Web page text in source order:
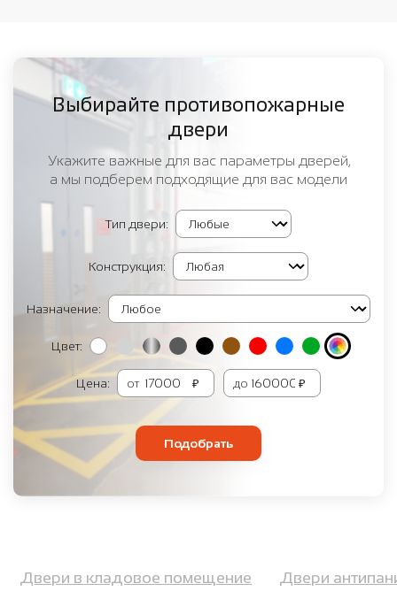
Выбирайте противопожарные
двери
Укажите важные для вас параметры дверей,
а мы подберем подходящие для вас модели
Тип двери:
Конструкция:
Назначение:
Цвет:
Цена: от ₽ до ₽
Подобрать
Двери в кладовое помещение Двери